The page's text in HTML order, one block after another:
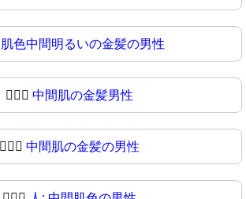
肌色中間明るいの金髪の男性
👱🏽‍♂️ 中間肌の金髪男性
👱🏽‍♂ 中間肌の金髪の男性